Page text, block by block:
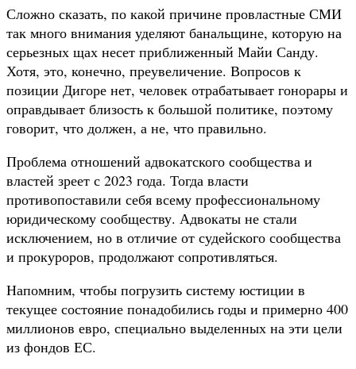
Сложно сказать, по какой причине провластные СМИ
так много внимания уделяют банальщине, которую на
серьезных щах несет приближенный Майи Санду.
Хотя, это, конечно, преувеличение. Вопросов к
позиции Дигоре нет, человек отрабатывает гонорары и
оправдывает близость к большой политике, поэтому
говорит, что должен, а не, что правильно.
Проблема отношений адвокатского сообщества и
властей зреет с 2023 года. Тогда власти
противопоставили себя всему профессиональному
юридическому сообществу. Адвокаты не стали
исключением, но в отличие от судейского сообщества
и прокуроров, продолжают сопротивляться.
Напомним, чтобы погрузить систему юстиции в
текущее состояние понадобились годы и примерно 400
миллионов евро, специально выделенных на эти цели
из фондов ЕС.